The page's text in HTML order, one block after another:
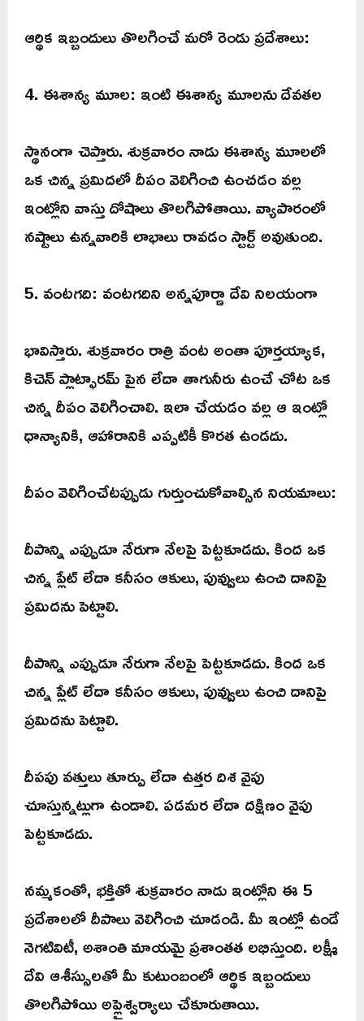
ఆర్థిక ఇబ్బందులు తొలగించే మరో రెండు ప్రదేశాలు:
4. ఈశాన్య మూల: ఇంటి ఈశాన్య మూలను దేవతల
స్థానంగా చెప్తారు. శుక్రవారం నాడు ఈశాన్య మూలలో
ఒక చిన్న ప్రమిదలో దీపం వెలిగించి ఉంచడం వల్ల
ఇంట్లోని వాస్తు దోషాలు తొలగిపోతాయి. వ్యాపారంలో
నష్టాలు ఉన్నవారికి లాభాలు రావడం స్టార్ట్ అవుతుంది.
5. వంటగది: వంటగదిని అన్నపూర్ణా దేవి నిలయంగా
భావిస్తారు. శుక్రవారం రాత్రి వంట అంతా పూర్తయ్యాక,
కిచెన్ ప్లాట్ఫారమ్ పైన లేదా తాగునీరు ఉంచే చోట ఒక
చిన్న దీపం వెలిగించాలి. ఇలా చేయడం వల్ల ఆ ఇంట్లో
ధాన్యానికి, ఆహారానికి ఎప్పటికీ కొరత ఉండదు.
దీపం వెలిగించేటప్పుడు గుర్తుంచుకోవాల్సిన నియమాలు:
దీపాన్ని ఎప్పుడూ నేరుగా నేలపై పెట్టకూడదు. కింద ఒక
చిన్న ప్లేట్ లేదా కనీసం ఆకులు, పువ్వులు ఉంచి దానిపై
ప్రమిదను పెట్టాలి.
దీపాన్ని ఎప్పుడూ నేరుగా నేలపై పెట్టకూడదు. కింద ఒక
చిన్న ప్లేట్ లేదా కనీసం ఆకులు, పువ్వులు ఉంచి దానిపై
ప్రమిదను పెట్టాలి.
దీపపు వత్తులు తూర్పు లేదా ఉత్తర దిశ వైపు
చూస్తున్నట్లుగా ఉండాలి. పడమర లేదా దక్షిణం వైపు
పెట్టకూడదు.
నమ్మకంతో, భక్తితో శుక్రవారం నాడు ఇంట్లోని ఈ 5
ప్రదేశాలలో దీపాలు వెలిగించి చూడండి. మీ ఇంట్లో ఉండే
నెగటివిటీ, అశాంతి మాయమై ప్రశాంతత లభిస్తుంది. లక్ష్మీ
దేవి ఆశీస్సులతో మీ కుటుంబంలో ఆర్థిక ఇబ్బందులు
తొలగిపోయి అప్లైశ్వర్యాలు చేకూరుతాయి.